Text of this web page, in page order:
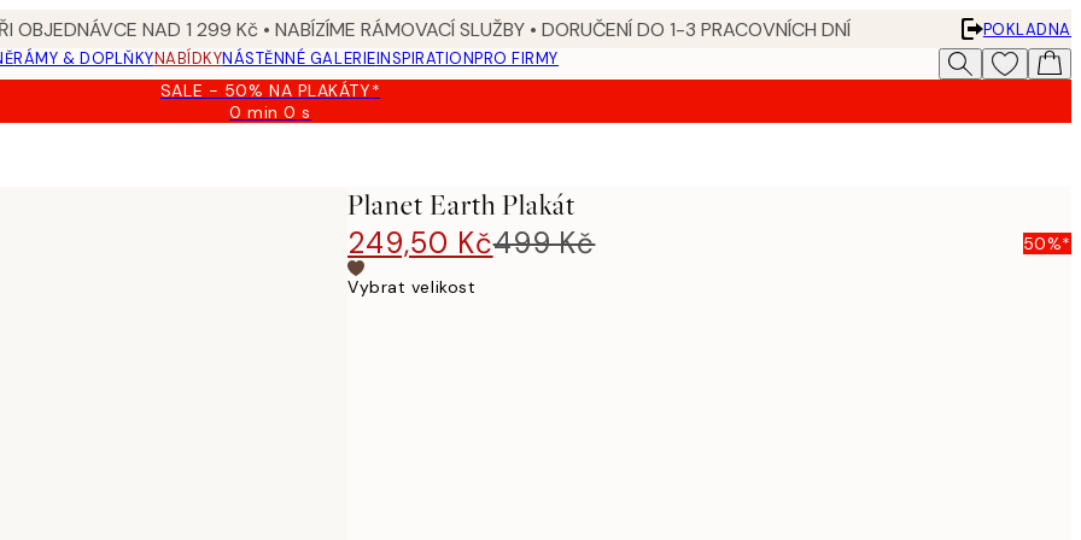
OBJEDNÁVCE NAD 1 299 Kč • NABÍZÍME RÁMOVACÍ SLUŽBY • DORUČENÍ DO 1-3 PRACOVNÍCH DNÍ
POKLADNA
RÁMY & DOPLŇKYNABÍDKYNÁSTĚNNÉ GALERIEINSPIRATIONPRO FIRMY
SALE - 50% NA PLAKÁTY*
0 min0 s
Platné
Planet Earth Plakát
249,50 Kč499 Kč 50%*
Vybrat velikost